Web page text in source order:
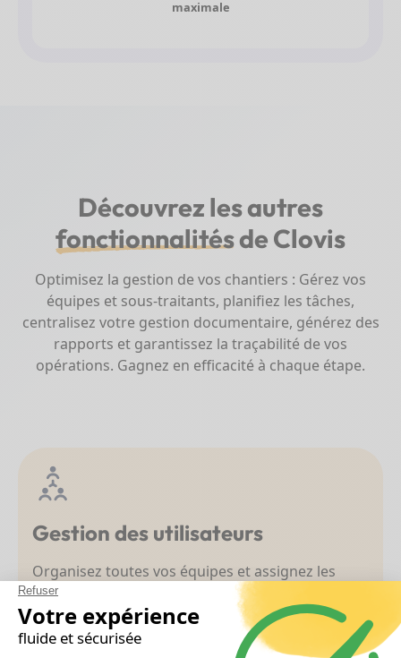
maximale
Découvrez les autres
fonctionnalitésde Clovis
Optimisez la gestion de vos chantiers : Gérez vos
équipes et sous-traitants, planifiez les tâches,
centralisez votre gestion documentaire, générez des
rapports et garantissez la traçabilité de vos
opérations. Gagnez en efficacité à chaque étape.
Gestion des utilisateurs
Organisez toutes vos équipes et assignez les
rôles efficacement